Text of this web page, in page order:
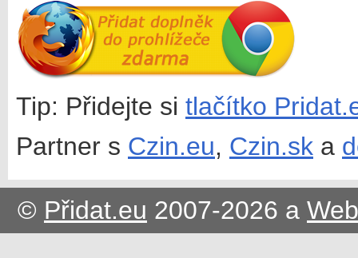
Tip: Přidejte si tlačítko
Partner s Czin.eu, Czin.sk a
© Přidat.eu 2007-2026 a